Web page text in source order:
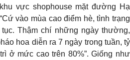
vực shophouse mặt đường Hạ
vào mùa cao điểm hè, tình trạng
Thậm chí những ngày thường,
hoa diễn ra 7 ngày trong tuần, tỷ
ở mức cao trên 80%”. Giống như